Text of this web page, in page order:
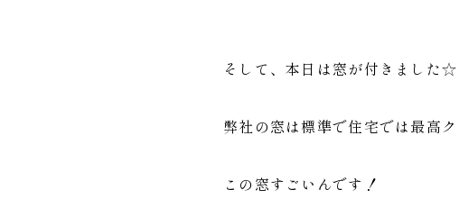
そして、本日は窓が付きました☆
弊社の窓は標準で住宅では最高
この窓すごいんです！